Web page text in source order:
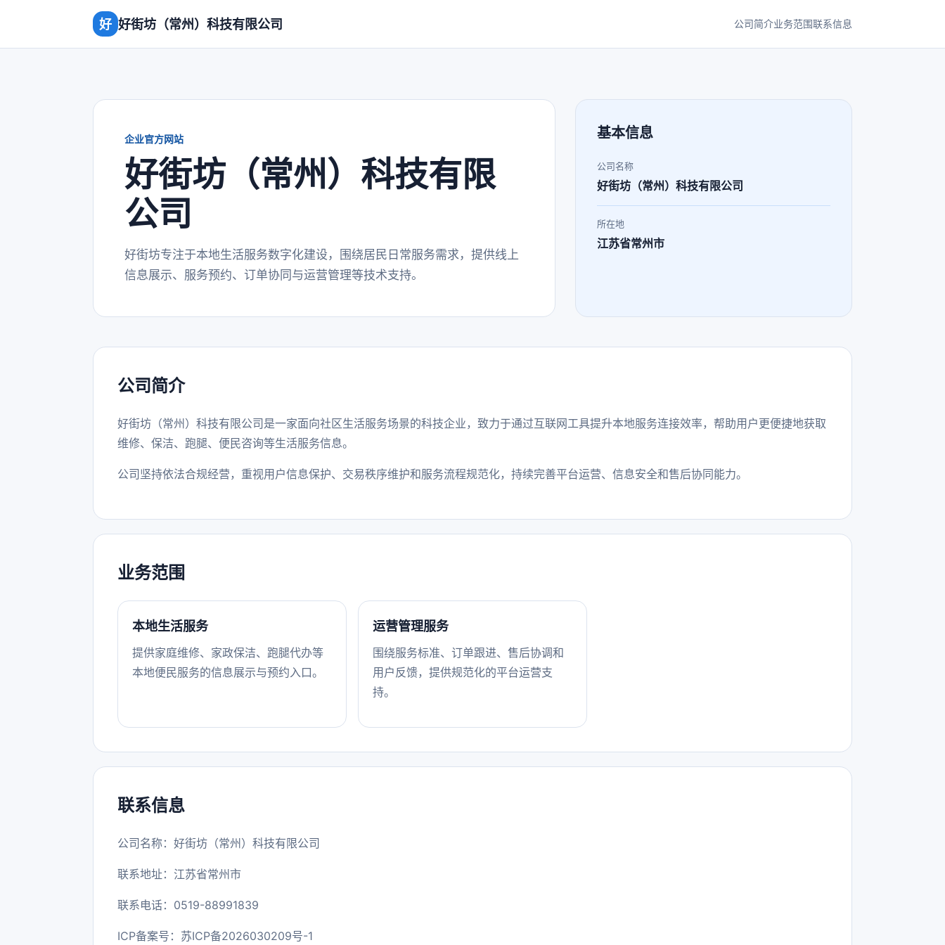
好 好街坊（常州）科技有限公司 公司简介业务范围联系信息
企业官方网站
好街坊（常州）科技有限
公司
好街坊专注于本地生活服务数字化建设，围绕居民日常服务需求，提供线上
信息展示、服务预约、订单协同与运营管理等技术支持。
基本信息
公司名称
好街坊（常州）科技有限公司
所在地
江苏省常州市
公司简介
好街坊（常州）科技有限公司是一家面向社区生活服务场景的科技企业，致力于通过互联网工具提升本地服务连接效率，帮助用户更便捷地获取
维修、保洁、跑腿、便民咨询等生活服务信息。
公司坚持依法合规经营，重视用户信息保护、交易秩序维护和服务流程规范化，持续完善平台运营、信息安全和售后协同能力。
业务范围
本地生活服务
提供家庭维修、家政保洁、跑腿代办等
本地便民服务的信息展示与预约入口。
运营管理服务
围绕服务标准、订单跟进、售后协调和
用户反馈，提供规范化的平台运营支
持。
联系信息
公司名称：好街坊（常州）科技有限公司
联系地址：江苏省常州市
联系电话：0519-88991839
ICP备案号： 苏ICP备2026030209号-1